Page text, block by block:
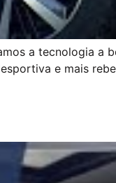
a tecnologia a
e mais